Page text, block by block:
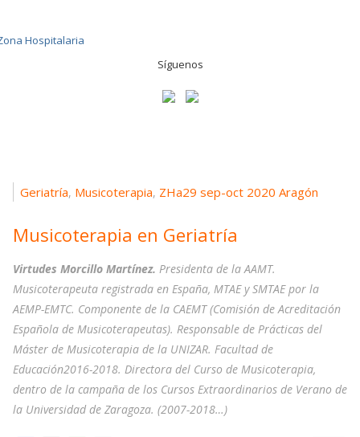
Síguenos
Geriatría, Musicoterapia, ZHa29 sep-oct 2020 Aragón
Musicoterapia en Geriatría
Virtudes Morcillo Martínez. Presidenta de la AAMT.
Musicoterapeuta registrada en España, MTAE y SMTAE por la
AEMP-EMTC. Componente de la CAEMT (Comisión de Acreditación
Española de Musicoterapeutas). Responsable de Prácticas del
Máster de Musicoterapia de la UNIZAR. Facultad de
Educación2016-2018. Directora del Curso de Musicoterapia,
dentro de la campaña de los Cursos Extraordinarios de Verano de
la Universidad de Zaragoza. (2007-2018…)